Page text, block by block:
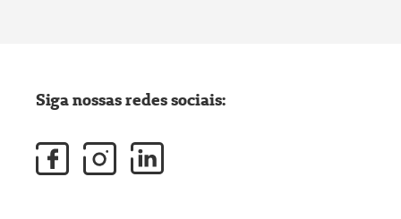
Siga nossas redes sociais: